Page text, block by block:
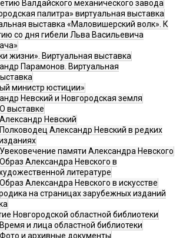
Валдайского механического завода
палитра» виртуальная выставка
выставка «Маловишерский волк». К
со дня гибели Льва Васильевича
жизни». Виртуальная выставка
Парамонов. Виртуальная
министр юстиции»
Невский и Новгородская земля
О выставке
Александр Невский
Полководец Александр Невский в редких
Увековечение памяти Александра Невского
Образ Александра Невского в
литературе
Образ Александра Невского в искусстве
на страницах зарубежных изданий
Новгородской областной библиотеки
Время и лица областной библиотеки
Фото и архивные документы